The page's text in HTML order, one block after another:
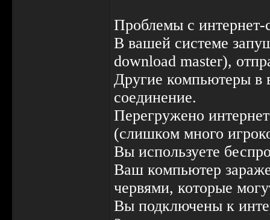
Проблемы с интернет-
В вашей системе
download master),
Другие компьютеры в
соединение.
Перегружено
(слишком много
Вы используете
Ваш компьютер
червями, которые
Вы подключены к